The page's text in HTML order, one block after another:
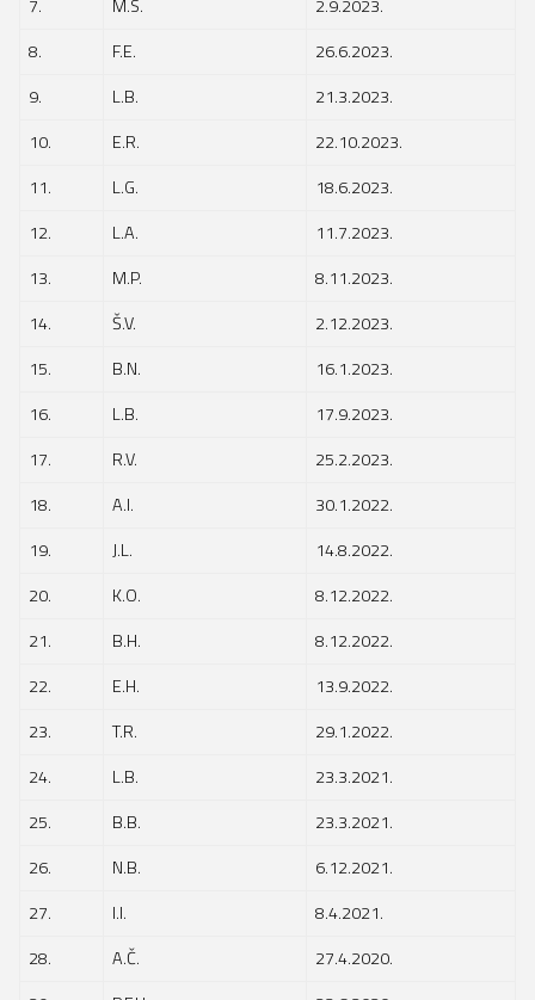
7. M.S.
2.9.2023.
8.
F.E.
26.6.2023.
9.
L.B.
21.3.2023.
10.
E.R.
22.10.2023.
11.
L.G.
18.6.2023.
12.
L.A.
11.7.2023.
13.
M.P.
8.11.2023.
14.
Š.V.
2.12.2023.
15.
B.N.
16.1.2023.
16.
L.B.
17.9.2023.
17.
R.V.
25.2.2023.
18.
A.I.
30.1.2022.
19.
J.L.
14.8.2022.
20.
K.O.
8.12.2022.
21.
B.H.
8.12.2022.
22.
E.H.
13.9.2022.
23.
T.R.
29.1.2022.
24.
L.B.
23.3.2021.
25.
B.B.
23.3.2021.
26.
N.B.
6.12.2021.
27.
I.I.
8.4.2021.
28.
A.Č.
27.4.2020.